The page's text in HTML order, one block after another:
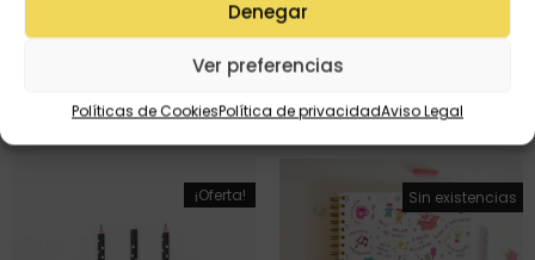
Denegar
Ver preferencias
Políticas de CookiesPolítica de privacidadAviso Legal
Lápiz «Meraki» rosa
1,90
¡Oferta! ¡Oferta!
Sin existencias